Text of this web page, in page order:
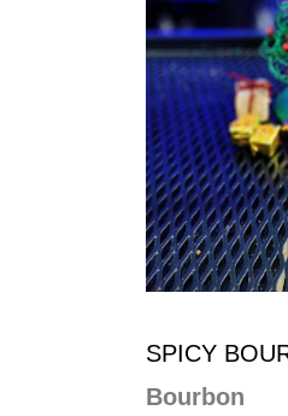
SPICY
Bourbon